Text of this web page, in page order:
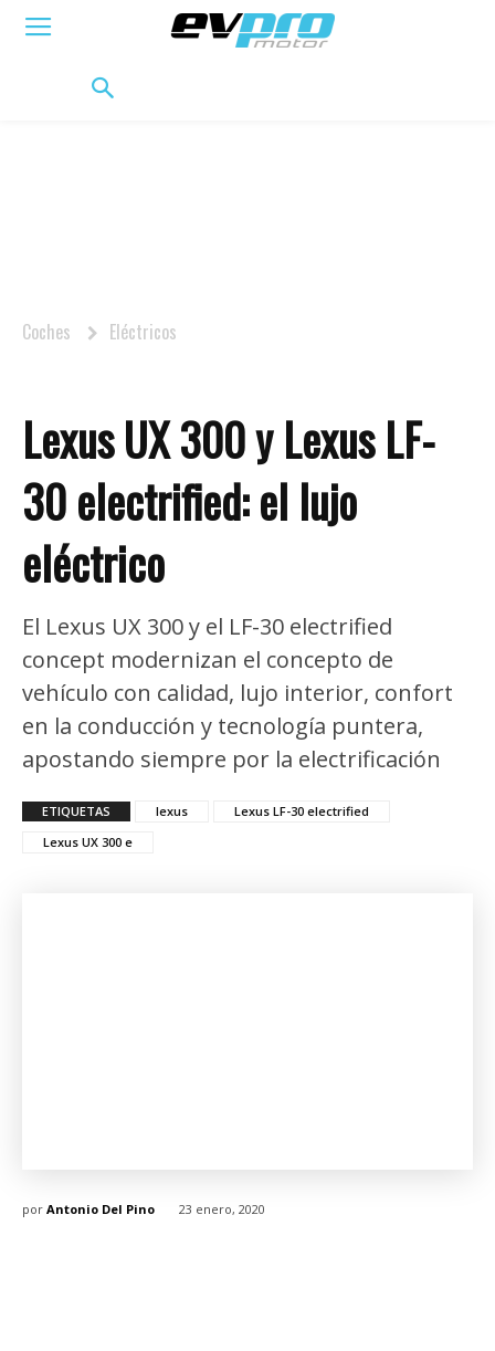
Coches Eléctricos
Lexus UX 300 y Lexus LF-
30 electrified: el lujo
eléctrico
El Lexus UX 300 y el LF-30 electrified
concept modernizan el concepto de
vehículo con calidad, lujo interior, confort
en la conducción y tecnología puntera,
apostando siempre por la electrificación
ETIQUETAS lexus
Lexus LF-30 electrified
Lexus UX 300 e
por Antonio Del Pino 23 enero, 2020